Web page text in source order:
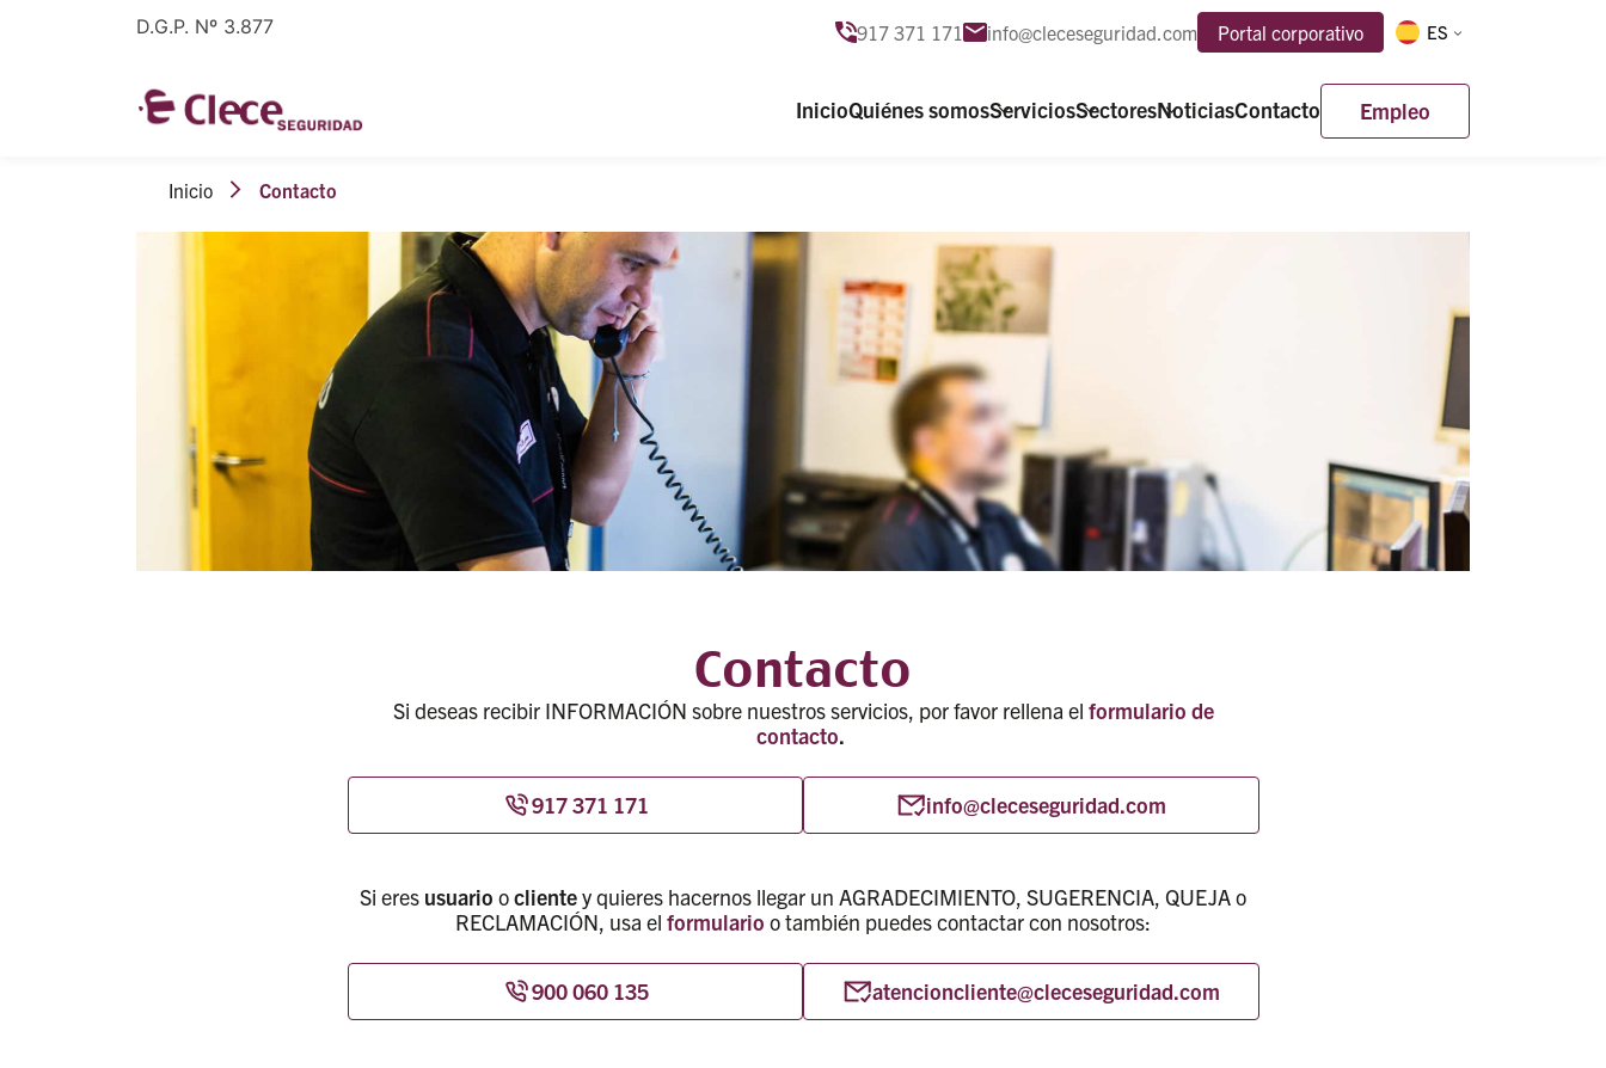
D.G.P. Nº 3.877 917 371 171 info@cleceseguridad.com Portal corporativo ES
InicioQuiénes somosServicios
Videovigilancia
Central Receptora de Alarmas
Centro de servicios de Localización
SectoresNoticiasContacto Empleo
Inicio Contacto
Contacto
Si deseas recibir INFORMACIÓN sobre nuestros servicios, por favor rellena el formulario de
contacto.
917 371 171 info@cleceseguridad.com
Si eres usuario oclientey quieres hacernos llegar un AGRADECIMIENTO, SUGERENCIA, QUEJA o
RECLAMACIÓN, usa el formulario o también puedes contactar con nosotros:
900 060 135 atencioncliente@cleceseguridad.com